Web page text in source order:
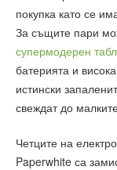
покупка като се
За същите пари
супермодерен
батерията и
истински
свеждат до
Четците на
Paperwhite са